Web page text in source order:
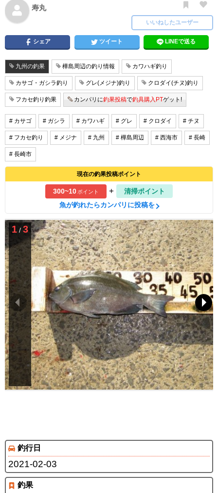
寿丸
いいねしたユーザー
シェア ツイート LINEで送る
九州の釣果 樺島周辺の釣り情報 カワハギ釣り
カサゴ・ガシラ釣り グレ(メジナ)釣り クロダイ(チヌ)釣り
フカセ釣り釣果 カンパリに釣果投稿で釣具購入PTゲット!
# カサゴ # ガシラ # カワハギ # グレ # クロダイ # チヌ
# フカセ釣り # メジナ # 九州 # 樺島周辺 # 西海市 # 長崎
# 長崎市
現在の釣果投稿ポイント
300~10ポイント +
清掃ポイント
魚が釣れたらカンパリに投稿を
1 / 3
釣行日
2021-02-03
釣果